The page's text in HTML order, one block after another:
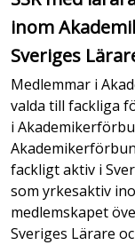
inom
Sveriges
Medlemmar i
valda till fackliga
i
fackligt aktiv i
som yrkesaktiv
medlemskapet
Sveriges Lärare